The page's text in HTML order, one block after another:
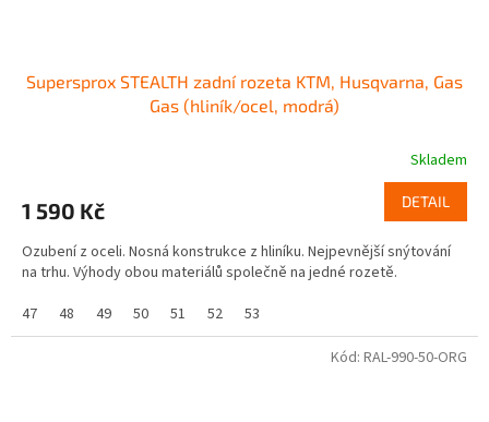
Supersprox STEALTH zadní rozeta KTM, Husqvarna, Gas
Gas (hliník/ocel, modrá)
Skladem
1 590 Kč DETAIL
Ozubení z oceli. Nosná konstrukce z hliníku. Nejpevnější snýtování
na trhu. Výhody obou materiálů společně na jedné rozetě.
47
48 49 50 51 52 53
Kód: RAL-990-50-ORG